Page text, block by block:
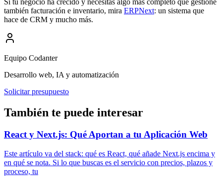
Si tu negocio ha crecido y necesitas algo más completo que gestione
también facturación e inventario, mira ERPNext: un sistema que
hace de CRM y mucho más.
Equipo Codanter
Desarrollo web, IA y automatización
Solicitar presupuesto
También te puede interesar
React y Next.js: Qué Aportan a tu Aplicación Web
Este artículo va del stack: qué es React, qué añade Next.js encima y
en qué se nota. Si lo que buscas es el servicio con precios, plazos y
proceso, tu